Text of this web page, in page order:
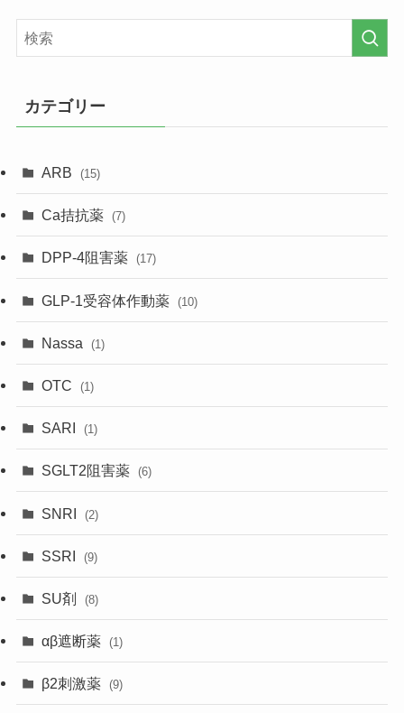
カテゴリー
ARB (15)
Ca拮抗薬 (7)
DPP-4阻害薬 (17)
GLP-1受容体作動薬 (10)
Nassa (1)
OTC (1)
SARI (1)
SGLT2阻害薬 (6)
SNRI (2)
SSRI (9)
SU剤 (8)
αβ遮断薬 (1)
β2刺激薬 (9)